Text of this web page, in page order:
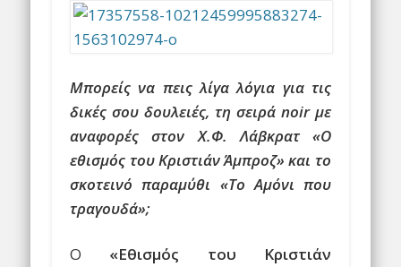
Μπορείς να πεις λίγα λόγια για τις
δικές σου δουλειές, τη σειρά noir με
αναφορές στον Χ.Φ. Λάβκρατ «Ο
εθισμός του Κριστιάν Άμπροζ» και το
σκοτεινό παραμύθι «Το Αμόνι που
τραγουδά»;
Ο «Εθισμός του Κριστιάν